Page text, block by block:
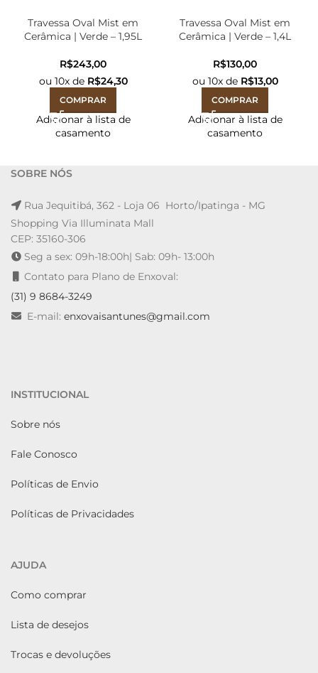
Travessa Oval Mist em
Cerâmica | Verde – 1,95L
R$
ou 10x de R$24,30
COMPRAR
Adicionar à lista de
casamento
Travessa Oval Mist em
Cerâmica | Verde – 1,4L
R$
ou 10x de R$13,00
COMPRAR
Adicionar à lista de
casamento
SOBRE NÓS
Rua Jequitibá, 362 - Loja 06 Horto/Ipatinga - MG
Shopping Via Illuminata Mall
CEP: 35160-306
Seg a sex: 09h-18:00h| Sab: 09h- 13:00h
Contato para Plano de Enxoval:
(31) 9 8684-3249
E-mail: enxovaisantunes@gmail.com
INSTITUCIONAL
Sobre nós
Fale Conosco
Políticas de Envio
Políticas de Privacidades
AJUDA
Como comprar
Lista de desejos
Trocas e devoluções